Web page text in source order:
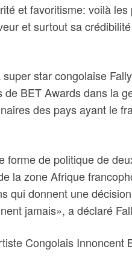
et favoritisme: voilà
et surtout sa
star congolaise Fally
BET Awards dans la
des pays ayant le
de politique de
la zone Afrique
qui donnent une
jamais», a déclaré
Congolais